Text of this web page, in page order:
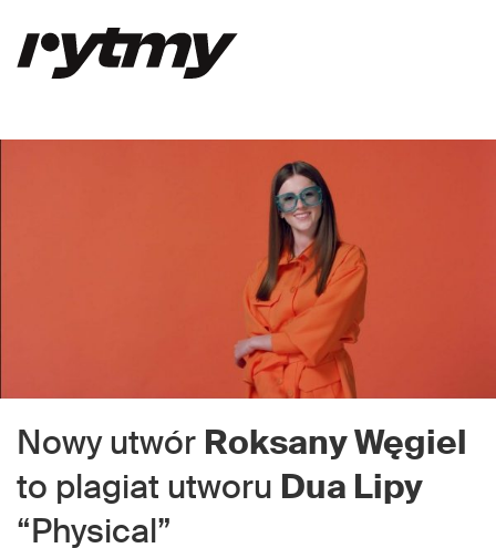
Nowy utwór Roksany Węgiel
to plagiat utworu Dua Lipy
“Physical”